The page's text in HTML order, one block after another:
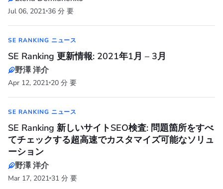
Jul 06, 2021 36 分 要
SE RANKING ニュース
SE Ranking 更新情報: 2021年1月 – 3月
野澤 洋介
Apr 12, 2021 20 分 要
SE RANKING ニュース
SE Ranking 新しいサイトSEO検査: 問題箇所をすべ
てチェックする超高速でカスタマイズ可能なソリュ
ーション
野澤 洋介
Mar 17, 2021 31 分 要